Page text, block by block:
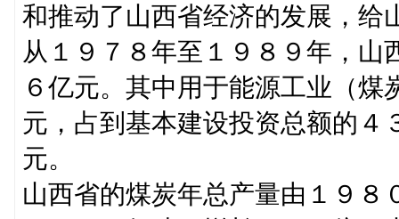
和推动了山西省经济的发展，给
从１９７８年至１９８９年，山
６亿元。其中用于能源工业（
元，占到基本建设投资总额的４
元。
山西省的煤炭年总产量由１９８